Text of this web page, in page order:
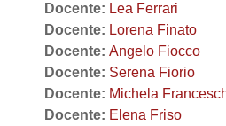
Docente: Lea Ferrari
Docente: Lorena Finato
Docente: Angelo Fiocco
Docente: Serena Fiorio
Docente: Michela
Docente: Elena Friso